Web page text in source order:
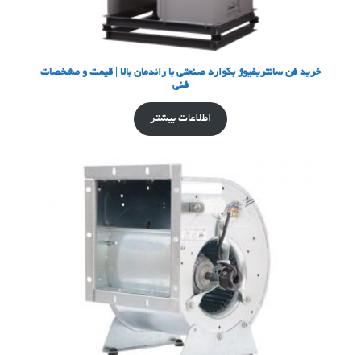
خرید فن سانتریفیوژ بکوارد صنعتی با راندمان بالا | قیمت و مشخصات
فنی
اطلاعات بیشتر